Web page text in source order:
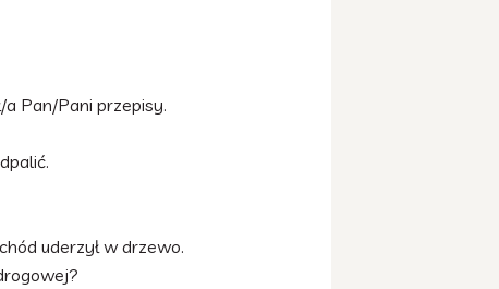
] –Złamał/a Pan/Pani przepisy.
uderzył w drzewo.